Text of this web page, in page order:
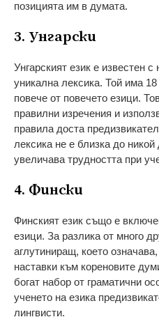
позицията им в думата.
3. Унгарски
Унгарският език е известен
уникална лексика. Той има
повече от повечето езици.
правилни изречения и
правила доста
лексика не е близка до
увеличава трудността при
4. Фински
Финският език също е
езици. За разлика от много
аглутиниращ, което
наставки към кореновите
богат набор от граматични
ученето на езика
лингвисти.